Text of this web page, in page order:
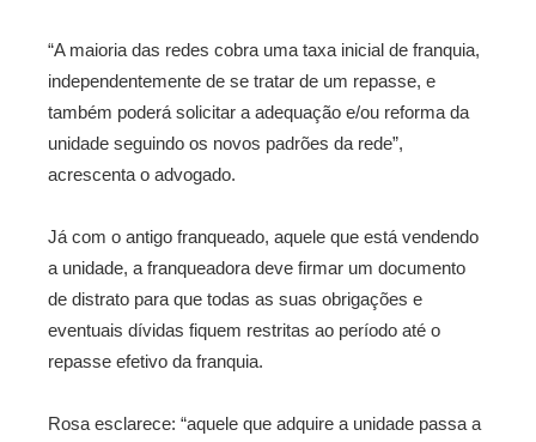
“A maioria das redes cobra uma taxa inicial de franquia,
independentemente de se tratar de um repasse, e
também poderá solicitar a adequação e/ou reforma da
unidade seguindo os novos padrões da rede”,
acrescenta o advogado.
Já com o antigo franqueado, aquele que está vendendo
a unidade, a franqueadora deve firmar um documento
de distrato para que todas as suas obrigações e
eventuais dívidas fiquem restritas ao período até o
repasse efetivo da franquia.
Rosa esclarece: “aquele que adquire a unidade passa a